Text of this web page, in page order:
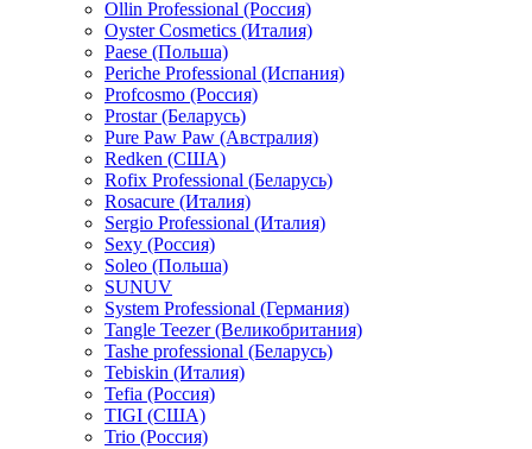
Ollin Professional (Россия)
Oyster Cosmetics (Италия)
Paese (Польша)
Periche Professional (Испания)
Profcosmo (Россия)
Prostar (Беларусь)
Pure Paw Paw (Австралия)
Redken (США)
Rofix Professional (Беларусь)
Rosacure (Италия)
Sergio Professional (Италия)
Sexy (Россия)
Soleo (Польша)
SUNUV
System Professional (Германия)
Tangle Teezer (Великобритания)
Tashe professional (Беларусь)
Tebiskin (Италия)
Tefia (Россия)
TIGI (США)
Trio (Россия)